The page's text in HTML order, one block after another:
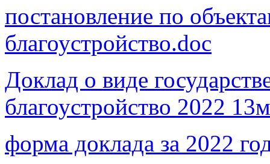
постановление по
благоустройство.doc
Доклад о виде
благоустройство 2022
форма доклада за 2022